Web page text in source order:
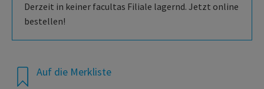
Derzeit in keiner facultas Filiale lagernd. Jetzt online
bestellen!
Auf die Merkliste